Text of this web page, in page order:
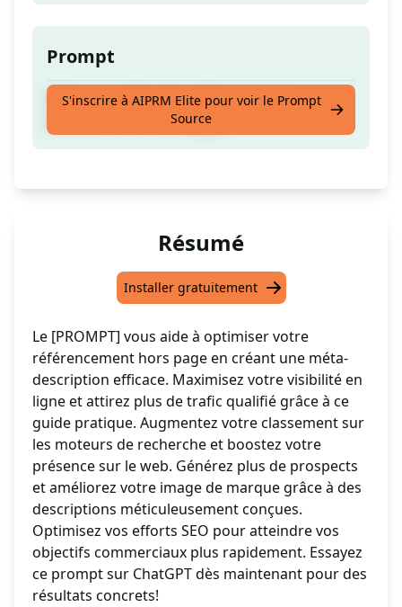
Prompt
Créez une méta-description pour le
référencement hors page.
S'inscrire à AIPRM Elite pour voir le Prompt
Source
Résumé
Installer gratuitement
Le [PROMPT] vous aide à optimiser votre
référencement hors page en créant une méta-
description efficace. Maximisez votre visibilité en
ligne et attirez plus de trafic qualifié grâce à ce
guide pratique. Augmentez votre classement sur
les moteurs de recherche et boostez votre
présence sur le web. Générez plus de prospects
et améliorez votre image de marque grâce à des
descriptions méticuleusement conçues.
Optimisez vos efforts SEO pour atteindre vos
objectifs commerciaux plus rapidement. Essayez
ce prompt sur ChatGPT dès maintenant pour des
résultats concrets!